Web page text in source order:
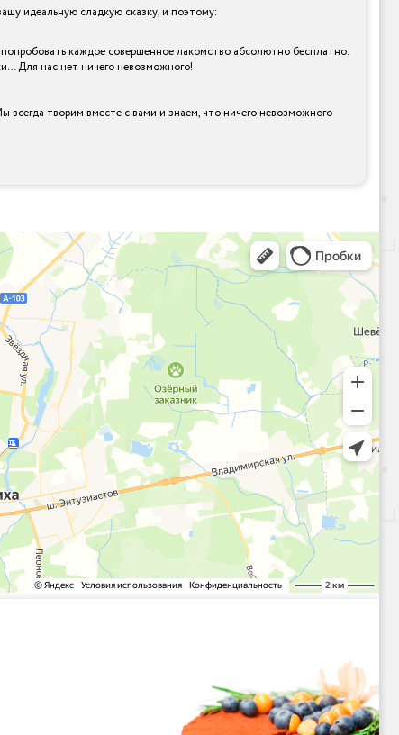
идеальную сладкую сказку, и поэтому:
каждое совершенное лакомство абсолютно бесплатно.
Для нас нет ничего невозможного!
творим вместе с вами и знаем, что ничего невозможного